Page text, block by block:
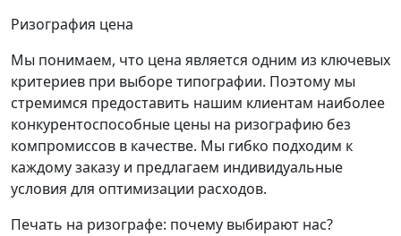
Ризография цена
Мы понимаем, что цена является одним из ключевых
критериев при выборе типографии. Поэтому мы
стремимся предоставить нашим клиентам наиболее
конкурентоспособные цены на ризографию без
компромиссов в качестве. Мы гибко подходим к
каждому заказу и предлагаем индивидуальные
условия для оптимизации расходов.
Печать на ризографе: почему выбирают нас?